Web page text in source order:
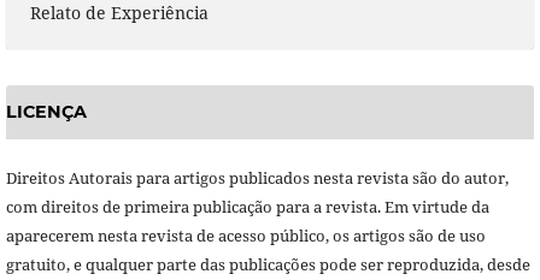
Relato de Experiência
LICENÇA
Direitos Autorais para artigos publicados nesta revista são do autor,
com direitos de primeira publicação para a revista. Em virtude da
aparecerem nesta revista de acesso público, os artigos são de uso
gratuito, e qualquer parte das publicações pode ser reproduzida, desde